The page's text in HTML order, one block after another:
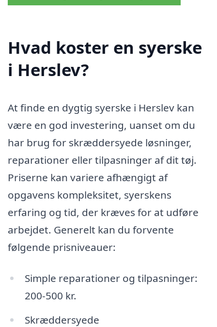
Hvad koster en syerske
i Herslev?
At finde en dygtig syerske i Herslev kan
være en god investering, uanset om du
har brug for skræddersyede løsninger,
reparationer eller tilpasninger af dit tøj.
Priserne kan variere afhængigt af
opgavens kompleksitet, syerskens
erfaring og tid, der kræves for at udføre
arbejdet. Generelt kan du forvente
følgende prisniveauer:
Simple reparationer og tilpasninger:
200-500 kr.
Skræddersyede